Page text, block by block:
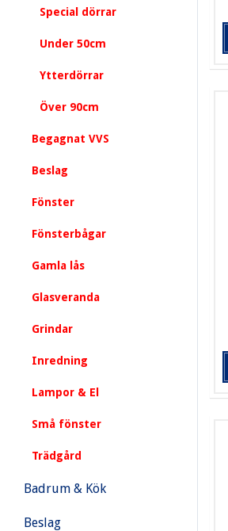
Special dörrar
Under 50cm
Ytterdörrar
Över 90cm
Begagnat VVS
Beslag
Fönster
Fönsterbågar
Gamla lås
Glasveranda
Grindar
Inredning
Lampor & El
Små fönster
Trädgård
Badrum & Kök
Beslag